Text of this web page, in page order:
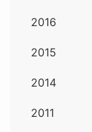
2016
2015
2014
2011